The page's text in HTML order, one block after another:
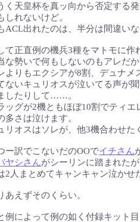
く天皇杯を真ッ向から否定する
しれないけど。
ACL出れたのは、半分は間違い
て正直例の機兵3種をマトモに
な勢いで何もしないのもアレ
よりもエクシアが8割、デュナ
ないキュリオスが泣いてる声が
したりして……。
ッグが2機ともほぼ10割でティ
多さは泣けます。
リオスはソレが、他3機合わせた
ー訳でこないだのOOでイチさん
ヤシさんがシーリンに踏まれた
2人まとめてキャンキャン泣かせ
あえずそのくらい。
例によって例の如く付録キット